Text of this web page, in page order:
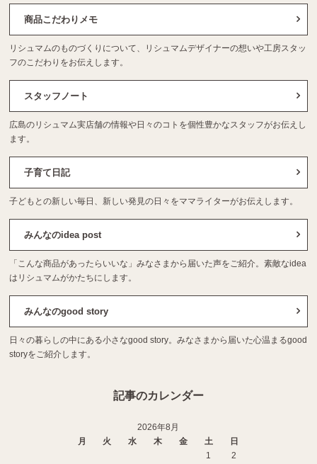
商品こだわりメモ
リシュマムのものづくりについて、リシュマムデザイナーの想いや工房スタッ
フのこだわりをお伝えします。
スタッフノート
広島のリシュマム実店舗の情報や日々のコトを個性豊かなスタッフがお伝えし
ます。
子育て日記
子どもとの新しい毎日、新しい発見の日々をママライターがお伝えします。
みんなのidea post
「こんな商品があったらいいな」みなさまから届いた声をご紹介。素敵なidea
はリシュマムがかたちにします。
みんなのgood story
日々の暮らしの中にある小さなgood story。みなさまから届いた心温まるgood
storyをご紹介します。
記事のカレンダー
2026年8月
月
火 水 木 金 土 日
1
2